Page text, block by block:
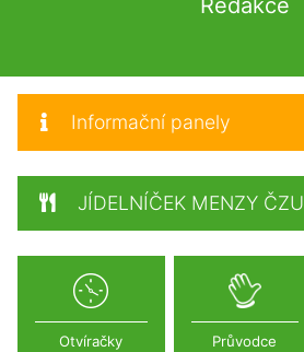
Informační panely
JÍDELNÍČEK MENZY ČZU
Otvíračky
Průvodce